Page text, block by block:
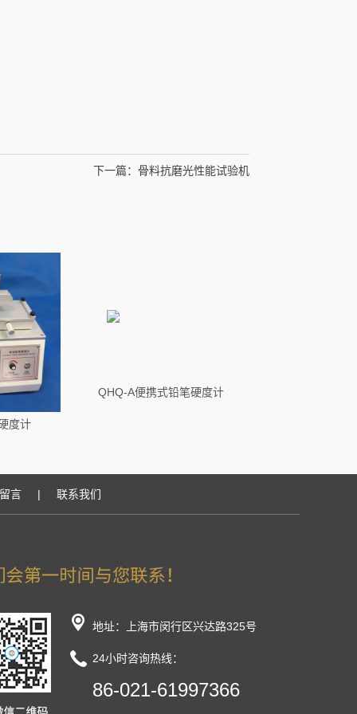
下一篇： 骨料抗磨光性能试验机
度计
QHQ-A便携式铅笔硬度计
言 | 联系我们
地址：上海市闵行区兴达路325号
24小时咨询热线：
86-021-61997366